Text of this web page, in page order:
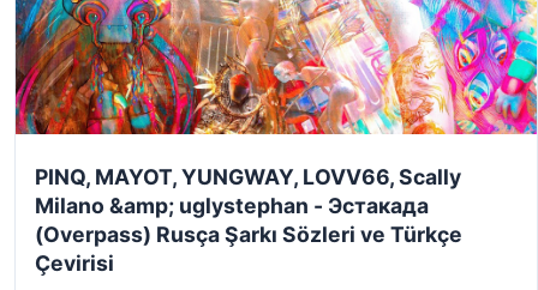
PINQ, MAYOT, YUNGWAY, LOVV66, Scally
Milano &amp; uglystephan - Эстакада
(Overpass) Rusça Şarkı Sözleri ve Türkçe
Çevirisi